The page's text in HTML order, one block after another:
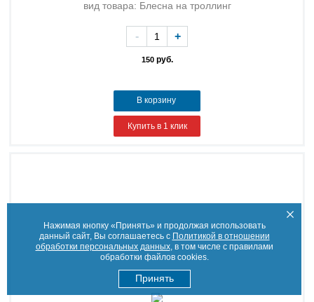
вид товара: Блесна на троллинг
150руб.
- +
В корзину
Купить в 1 клик
Нажимая кнопку «Принять» и продолжая использовать
данный сайт, Вы соглашаетесь с Политикой в отношении
обработки персональных данных, в том числе с правилами
обработки файлов cookies.
Принять